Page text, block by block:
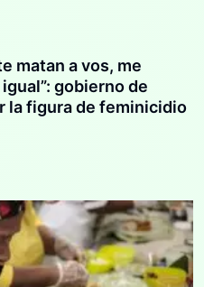
matan a vos, me
gobierno de
la figura de feminicidio